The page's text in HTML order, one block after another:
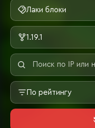
Лаки блоки
1.19.1
По рейтингу